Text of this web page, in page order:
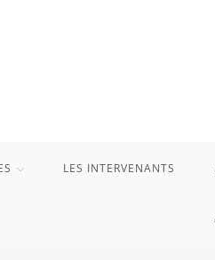
LES INTERVENANTS